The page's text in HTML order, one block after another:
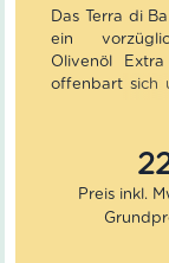
Das Terra di
ein
Olivenöl
offenbart sich
gepaart mit
Das
Bari von
gerne ganz